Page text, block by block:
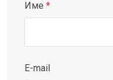
Име *
E-mail